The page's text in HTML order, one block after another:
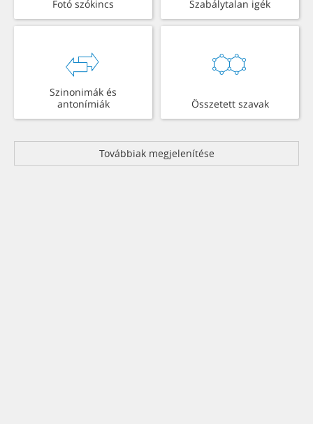
Fotó szókincs Szabálytalan igék
Szinonimák és
antonímiák
Összetett szavak
Továbbiak megjelenítése